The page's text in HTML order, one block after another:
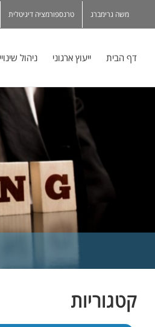
משה גרימברג טרנספורמציה דיגיטלית
דף הבית ייעוץ ארגוני ניהול
קטגוריות